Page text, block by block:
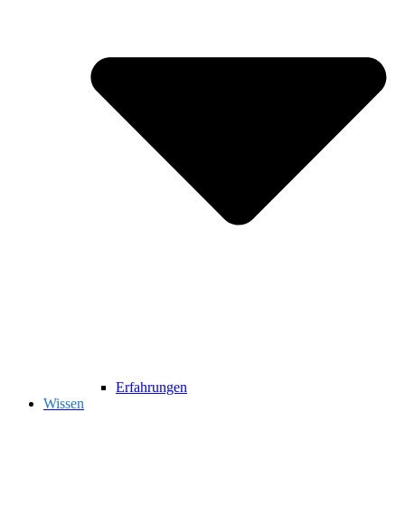
Erfahrungen
Wissen